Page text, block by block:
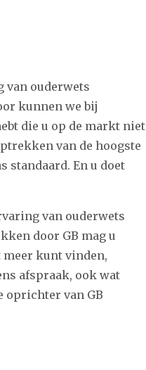
van ouderwets
kunnen we bij
die u op de markt niet
van de hoogste
En u doet
van ouderwets
door GB mag u
kunt vinden,
afspraak, ook wat
oprichter van GB